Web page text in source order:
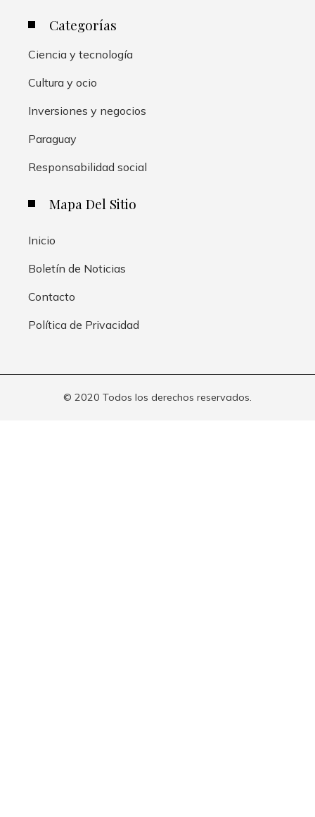
Categorías
Ciencia y tecnología
Cultura y ocio
Inversiones y negocios
Paraguay
Responsabilidad social
Mapa Del Sitio
Inicio
Boletín de Noticias
Contacto
Política de Privacidad
© 2020 Todos los derechos reservados.